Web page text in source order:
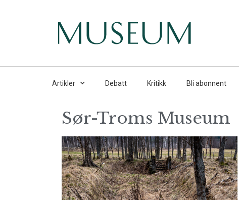
Artikler Debatt Kritikk Bli abonnent
Sør-Troms Museum